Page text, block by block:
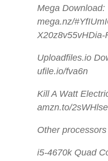
Mega Download:
mega.nz/
Uploadfiles.io
ufile.io/fva6n
Kill A Watt
amzn.to/2sWHlse
Other
i5-4670k Quad